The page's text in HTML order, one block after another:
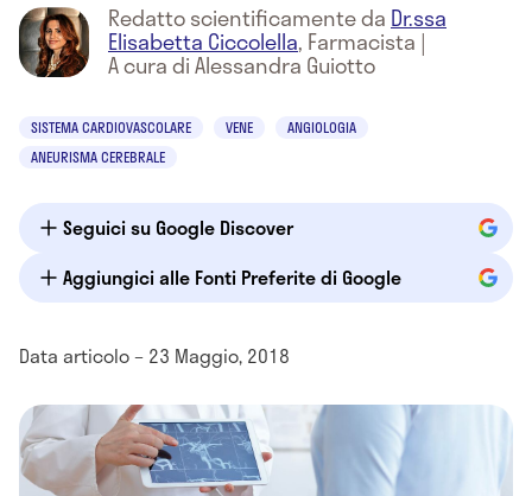
Redatto scientificamente da Dr.ssa
Elisabetta Ciccolella, Farmacista |
A cura di Alessandra Guiotto
SISTEMA CARDIOVASCOLARE VENE
ANGIOLOGIA
ANEURISMA CEREBRALE
Seguici su Google Discover
Aggiungici alle Fonti Preferite di Google
Data articolo – 23 Maggio, 2018